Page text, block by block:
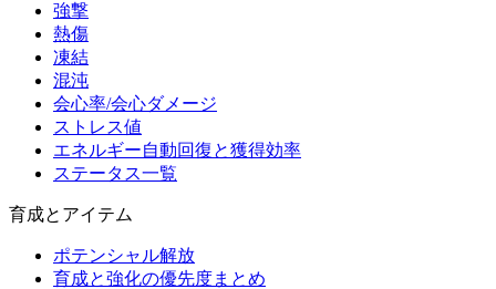
強撃
熱傷
凍結
混沌
会心率/会心ダメージ
ストレス値
エネルギー自動回復と獲得効率
ステータス一覧
育成とアイテム
ポテンシャル解放
育成と強化の優先度まとめ